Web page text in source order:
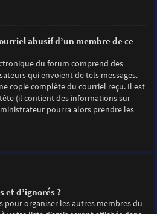
abusif d’un membre de ce
du forum comprend des
qui envoient de tels messages.
copie complète du courriel reçu. Il est
(il contient des informations sur
pourra alors prendre les
et d’ignorés ?
pour organiser les autres membres du